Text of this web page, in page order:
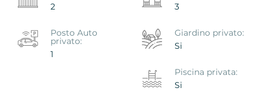
2
3
Posto Auto
privato:
1
Giardino privato:
Si
Piscina privata:
Si